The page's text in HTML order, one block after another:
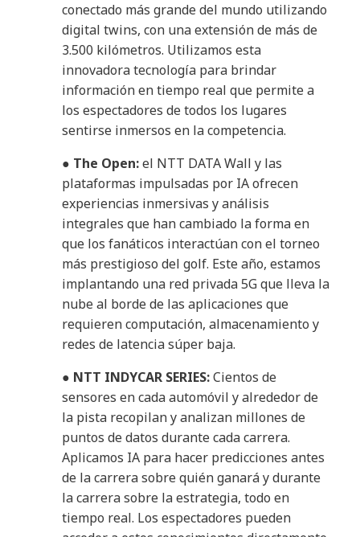
conectado más grande del mundo utilizando
digital twins, con una extensión de más de
3.500 kilómetros. Utilizamos esta
innovadora tecnología para brindar
información en tiempo real que permite a
los espectadores de todos los lugares
sentirse inmersos en la competencia.
● The Open:el NTT DATA Wall y las
plataformas impulsadas por IA ofrecen
experiencias inmersivas y análisis
integrales que han cambiado la forma en
que los fanáticos interactúan con el torneo
más prestigioso del golf. Este año, estamos
implantando una red privada 5G que lleva la
nube al borde de las aplicaciones que
requieren computación, almacenamiento y
redes de latencia súper baja.
● NTT INDYCAR SERIES:Cientos de
sensores en cada automóvil y alrededor de
la pista recopilan y analizan millones de
puntos de datos durante cada carrera.
Aplicamos IA para hacer predicciones antes
de la carrera sobre quién ganará y durante
la carrera sobre la estrategia, todo en
tiempo real. Los espectadores pueden